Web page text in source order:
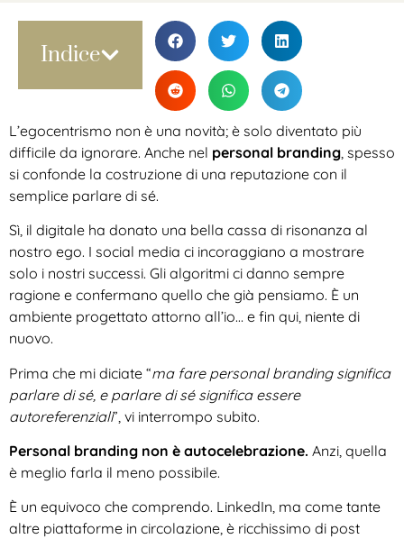
Indice
L’egocentrismo non è una novità; è solo diventato più
difficile da ignorare. Anche nel personal branding , spesso
si confonde la costruzione di una reputazione con il
semplice parlare di sé.
Sì, il digitale ha donato una bella cassa di risonanza al
nostro ego. I social media ci incoraggiano a mostrare
solo i nostri successi. Gli algoritmi ci danno sempre
ragione e confermano quello che già pensiamo. È un
ambiente progettato attorno all’io… e fin qui, niente di
nuovo.
Prima che mi diciate “ma fare personal branding significa
parlare di sé, e parlare di sé significa essere
autoreferenziali”, vi interrompo subito.
Personal branding non è autocelebrazione. Anzi, quella
è meglio farla il meno possibile.
È un equivoco che comprendo. LinkedIn, ma come tante
altre piattaforme in circolazione, è ricchissimo di post